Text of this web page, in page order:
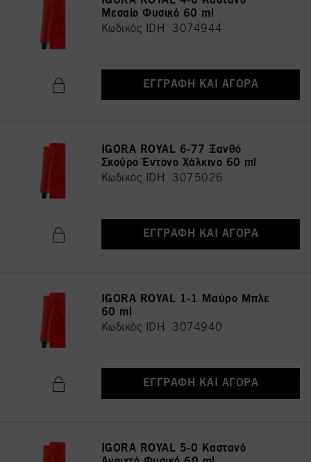
Μεσαίο Φυσικό 60 ml
Κωδικός IDH 3074944
ΕΓΓΡΑΦΉ ΚΑΙ ΑΓΟΡΆ
IGORA ROYAL 6-77 Ξανθό
Σκούρο Έντονο Χάλκινο 60 ml
Κωδικός IDH 3075026
ΕΓΓΡΑΦΉ ΚΑΙ ΑΓΟΡΆ
IGORA ROYAL 1-1 Μαύρο Μπλε
60 ml
Κωδικός IDH 3074940
ΕΓΓΡΑΦΉ ΚΑΙ ΑΓΟΡΆ
IGORA ROYAL 5-0 Καστανό